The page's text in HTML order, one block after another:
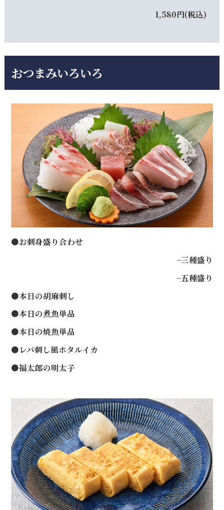
1,580円(税込)
おつまみいろいろ
●お刺身盛り合わせ
−三種盛り
−五種盛り
●本日の胡麻刺し
●本日の煮魚単品
●本日の焼魚単品
●レバ刺し風ホタルイカ
●福太郎の明太子